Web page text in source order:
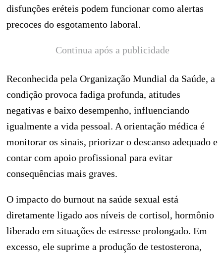
disfunções eréteis podem funcionar como alertas
precoces do esgotamento laboral.
Continua após a publicidade
Reconhecida pela Organização Mundial da Saúde, a
condição provoca fadiga profunda, atitudes
negativas e baixo desempenho, influenciando
igualmente a vida pessoal. A orientação médica é
monitorar os sinais, priorizar o descanso adequado e
contar com apoio profissional para evitar
consequências mais graves.
O impacto do burnout na saúde sexual está
diretamente ligado aos níveis de cortisol, hormônio
liberado em situações de estresse prolongado. Em
excesso, ele suprime a produção de testosterona,